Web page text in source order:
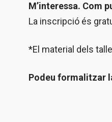
M’interessa. Com
La inscripció és
*El material dels
Podeu formalitzar